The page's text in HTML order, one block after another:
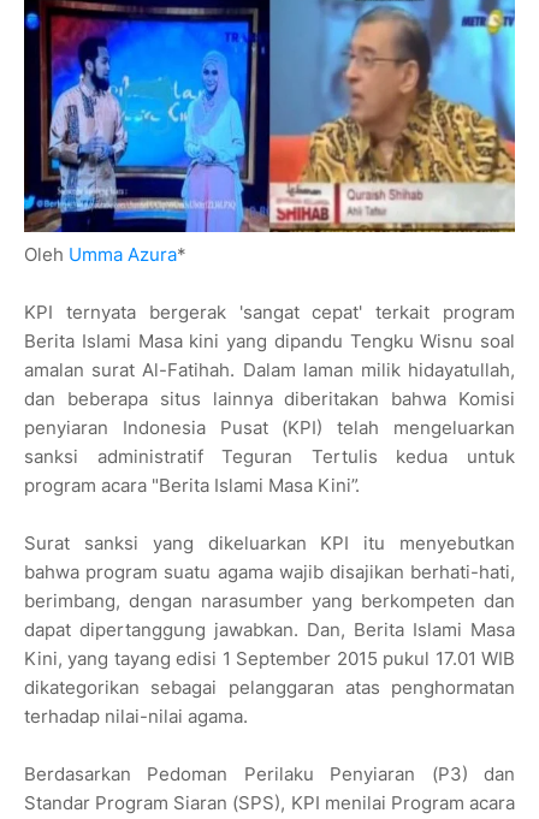
Oleh Umma Azura*
KPI ternyata bergerak 'sangat cepat' terkait program
Berita Islami Masa kini yang dipandu Tengku Wisnu soal
amalan surat Al-Fatihah. Dalam laman milik hidayatullah,
dan beberapa situs lainnya diberitakan bahwa Komisi
penyiaran Indonesia Pusat (KPI) telah mengeluarkan
sanksi administratif Teguran Tertulis kedua untuk
program acara "Berita Islami Masa Kini”.
Surat sanksi yang dikeluarkan KPI itu menyebutkan
bahwa program suatu agama wajib disajikan berhati-hati,
berimbang, dengan narasumber yang berkompeten dan
dapat dipertanggung jawabkan. Dan, Berita Islami Masa
Kini, yang tayang edisi 1 September 2015 pukul 17.01 WIB
dikategorikan sebagai pelanggaran atas penghormatan
terhadap nilai-nilai agama.
Berdasarkan Pedoman Perilaku Penyiaran (P3) dan
Standar Program Siaran (SPS), KPI menilai Program acara